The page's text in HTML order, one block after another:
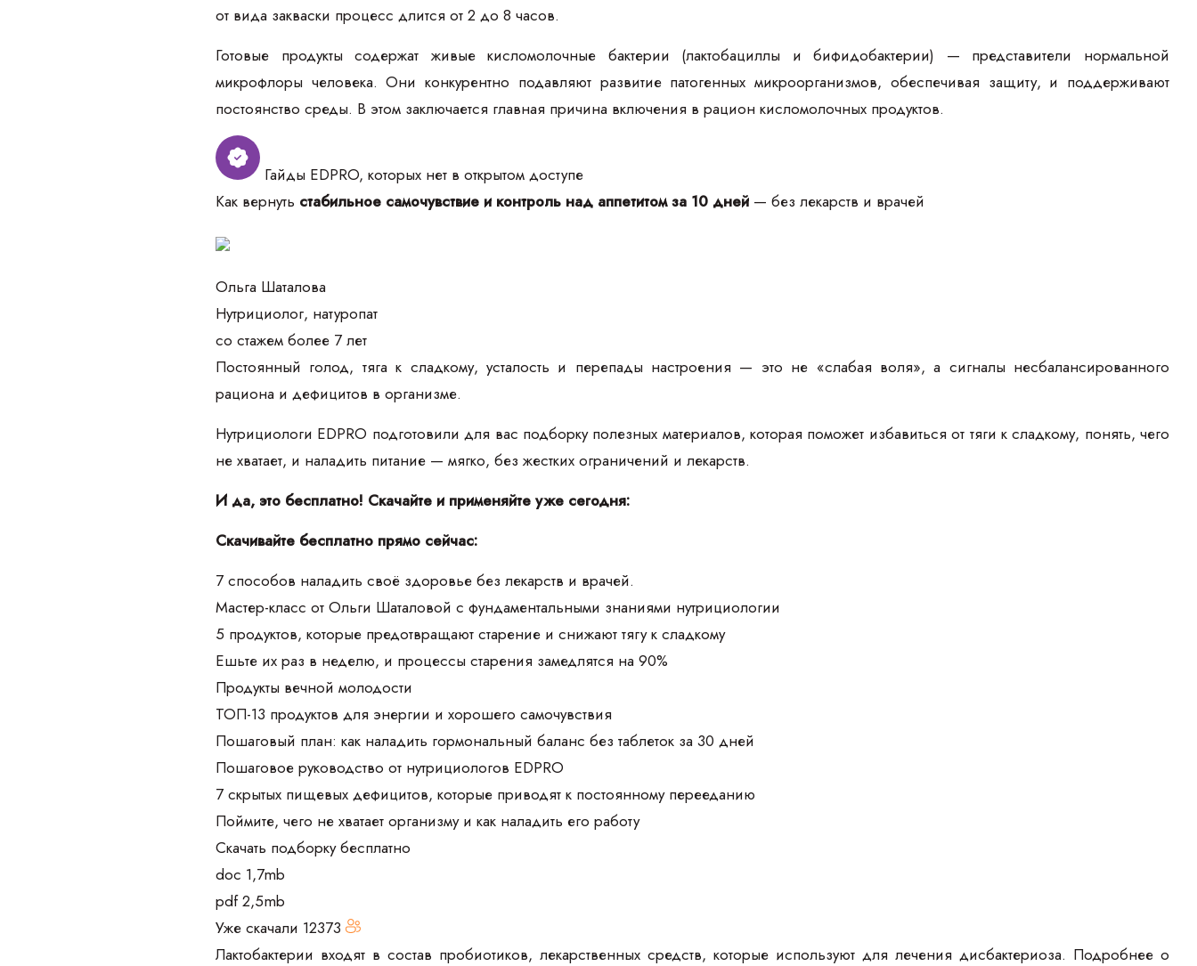
от вида закваски процесс длится от 2 до 8 часов.
Готовые продукты содержат живые кисломолочные бактерии (лактобациллы и бифидобактерии) — представители нормальной
микрофлоры человека. Они конкурентно подавляют развитие патогенных микроорганизмов, обеспечивая защиту, и поддерживают
постоянство среды. В этом заключается главная причина включения в рацион кисломолочных продуктов.
Гайды EDPRO, которых нет в открытом доступе
Как вернуть стабильное самочувствие и контроль над аппетитом за 10 дней — без лекарств и врачей
Ольга Шаталова
Нутрициолог, натуропат
со стажем более 7 лет
Постоянный голод, тяга к сладкому, усталость и перепады настроения — это не «слабая воля», а сигналы несбалансированного
рациона и дефицитов в организме.
Нутрициологи EDPRO подготовили для вас подборку полезных материалов, которая поможет избавиться от тяги к сладкому, понять, чего
не хватает, и наладить питание — мягко, без жестких ограничений и лекарств.
И да, это бесплатно! Скачайте и применяйте уже сегодня:
Скачивайте бесплатно прямо сейчас:
7 способов наладить своё здоровье без лекарств и врачей.
Мастер-класс от Ольги Шаталовой с фундаментальными знаниями нутрициологии
5 продуктов, которые предотвращают старение и снижают тягу к сладкому
Ешьте их раз в неделю, и процессы старения замедлятся на 90%
Продукты вечной молодости
ТОП-13 продуктов для энергии и хорошего самочувствия
Пошаговый план: как наладить гормональный баланс без таблеток за 30 дней
Пошаговое руководство от нутрициологов EDPRO
7 скрытых пищевых дефицитов, которые приводят к постоянному перееданию
Поймите, чего не хватает организму и как наладить его работу
Скачать подборку бесплатно
doc 1,7mb
pdf 2,5mb
Уже скачали 12373
Лактобактерии входят в состав пробиотиков, лекарственных средств, которые используют для лечения дисбактериоза. Подробнее о